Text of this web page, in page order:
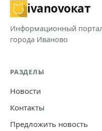
ivanovoкат
Информационный
города Иваново
РАЗДЕЛЫ
Новости
Контакты
Предложить новость